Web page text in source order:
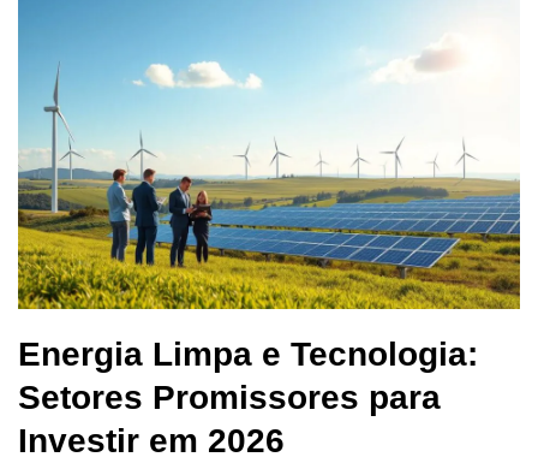
Energia Limpa e Tecnologia:
Setores Promissores para
Investir em 2026